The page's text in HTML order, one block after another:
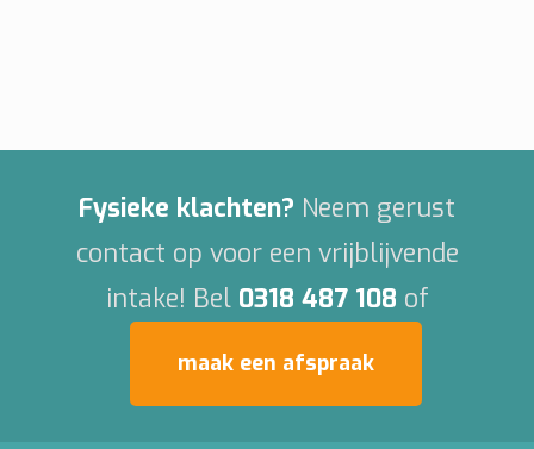
Fysieke klachten? Neem gerust
contact op voor een vrijblijvende
intake! Bel 0318 487 108 of
maak een afspraak